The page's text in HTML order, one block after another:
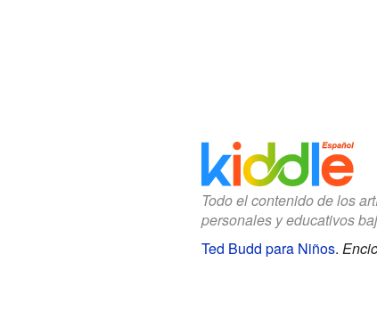
Todo el contenido de los
personales y educativos
Ted Budd para Niños.